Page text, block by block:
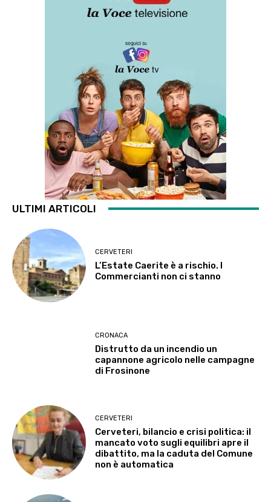
ULTIMI ARTICOLI
CERVETERI
L’Estate Caerite è a rischio. I
Commercianti non ci stanno
CRONACA
Distrutto da un incendio un
capannone agricolo nelle campagne
di Frosinone
CERVETERI
Cerveteri, bilancio e crisi politica: il
mancato voto sugli equilibri apre il
dibattito, ma la caduta del Comune
non è automatica